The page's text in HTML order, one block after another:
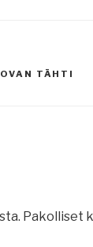
TÄHTI
Pakolliset